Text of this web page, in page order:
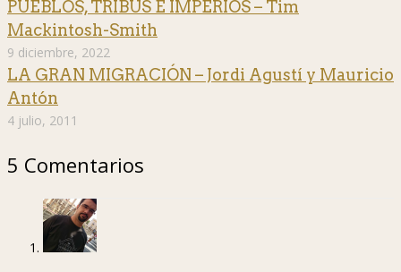
PUEBLOS, TRIBUS E IMPERIOS – Tim
Mackintosh-Smith
9 diciembre, 2022
LA GRAN MIGRACIÓN – Jordi Agustí y Mauricio
Antón
4 julio, 2011
5 Comentarios